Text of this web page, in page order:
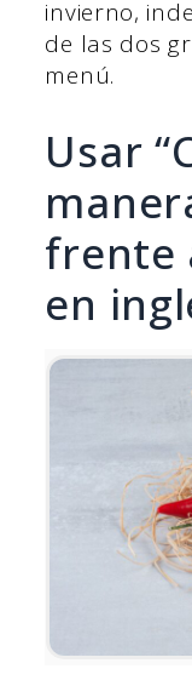
invierno,
de las dos
menú.
Usar
frente
en